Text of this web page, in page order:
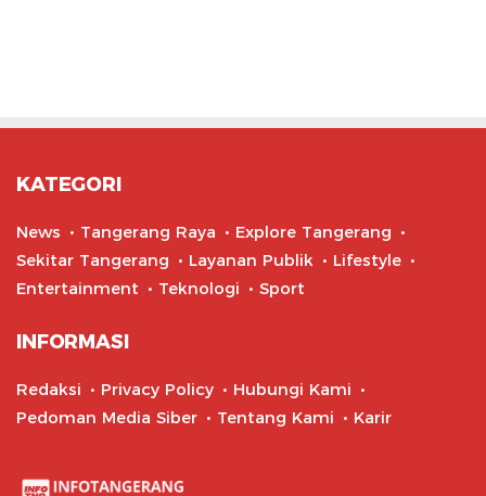
KATEGORI
News Tangerang Raya
Explore Tangerang
Sekitar Tangerang
Layanan Publik
Lifestyle
Entertainment
Teknologi Sport
INFORMASI
Redaksi Privacy Policy
Hubungi Kami
Pedoman Media Siber
Tentang Kami Karir